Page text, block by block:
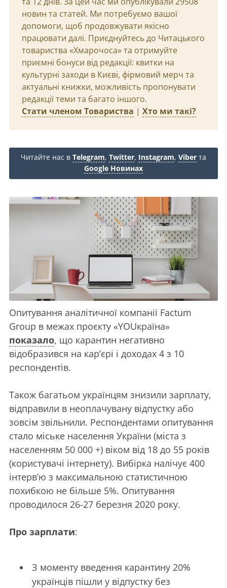
новин та статей. Ми потребуємо вашої
допомоги, щоб продовжувати якісно
працювати далі. Приєднуйтесь до Читацького
товариства «Хмарочоса» та отримуйте
приємні бонуси від редакції: квитки на
культурні заходи в Києві, фірмовий мерч та
актуальні книжки, можливість пропонувати
редакції теми та багато іншого.
Стати членом Товариства | Хто ми такі?
Читайте нас в Telegram, Twitter, Instagram, Viber та
Google Новинах
Опитування аналітичної компанії Factum
Group в межах проєкту «YOUкраїна»
показало, що карантин негативно
відобразився на кар’єрі і доходах 4 з 10
респондентів.
Також багатьом українцям знизили зарплату,
відправили в неоплачувану відпустку або
зовсім звільнили. Респондентами опитування
стало міське населення України (міста з
населенням 50 000 +) віком від 18 до 55 років
(користувачі інтернету). Вибірка налічує 400
інтерв’ю з максимальною статистичною
похибкою не більше 5%. Опитування
проводилося 26-27 березня 2020 року.
Про зарплати:
З моменту введення карантину 20%
українців пішли у відпустку без